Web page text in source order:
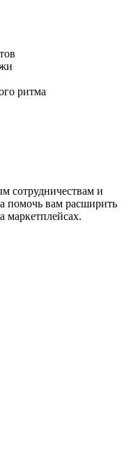
ритма
сотрудничествам и
помочь вам расширить
маркетплейсах.